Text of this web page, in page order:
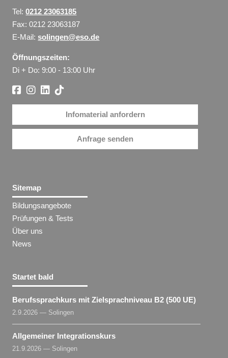
Tel:0212 23063185
Fax: 0212 23063187
E-Mail:solingen@eso.de
Öffnungszeiten:
Di + Do: 9:00 - 13:00 Uhr
Infomaterial anfordern
Anfrage senden
Sitemap
Bildungsangebote
Prüfungen & Tests
Über uns
News
Startet bald
Berufssprachkurs mit Zielsprachniveau B2 (500 UE)
2.9.2026 — Solingen
Allgemeiner Integrationskurs
21.9.2026 — Solingen